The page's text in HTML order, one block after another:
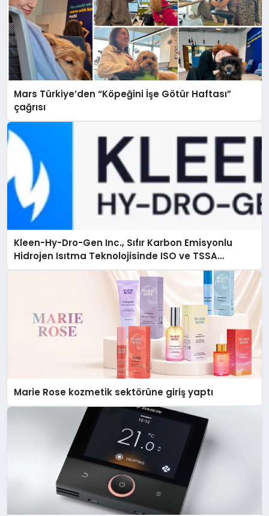
Mars Türkiye’den “Köpeğini İşe Götür Haftası”
çağrısı
Kleen-Hy-Dro-Gen Inc., Sıfır Karbon Emisyonlu
Hidrojen Isıtma Teknolojisinde ISO ve TSSA
Düzenleyici Onaylarını Aldı
Marie Rose kozmetik sektörüne giriş yaptı